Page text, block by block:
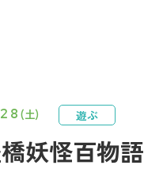
妖怪百物語
(土) 遊ぶ